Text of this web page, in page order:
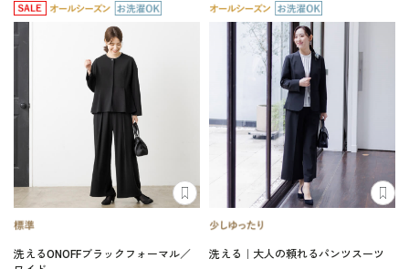
洗えるONOFFブラックフォーマル／
洗える｜大人の頼れるパンツスーツ